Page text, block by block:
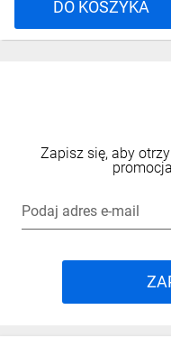
DO KOSZYKA
Zapisz się, aby
Podaj adres e-mail